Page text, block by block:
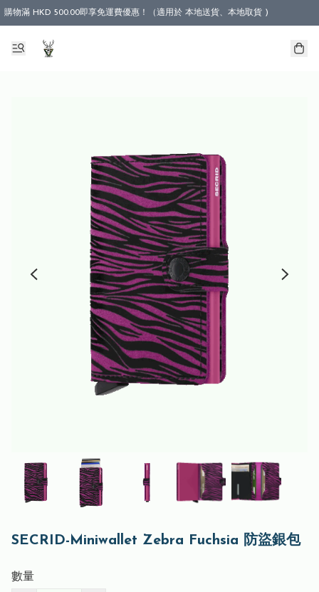
購物滿 HKD 500.00即享免運費優惠！（適用於 本地送貨、本地取貨 )
SECRID-Miniwallet Zebra Fuchsia 防盜銀包
數量